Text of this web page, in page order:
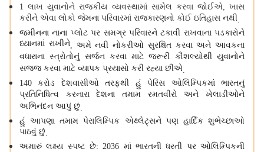
1લાખ યુવાનોને રાજકીય વ્યવસ્થામાં સામેલ કરવા જોઈએ, ખાસ
કરીને એવા લોકો જેમના પરિવારમાં રાજકારણનો કોઈ ઇતિહાસ નથી.
જમીનના નાના પ્લોટ પર સમગ્ર પરિવારને ટકાવી રાખવાના પડકારોને
ધ્યાનમાં રાખીને, અમે નવી નોકરીઓ સુરક્ષિત કરવા અને આવકના
વધારાના સ્ત્રોતોનું સર્જન કરવા માટે જરૂરી કૌશલ્યોથી યુવાનોને
સજ્જ કરવા માટે વ્યાપક પ્રયાસો કરી રહ્યા છીએ.
140કરોડ દેશવાસીઓ તરફથી હું પેરિસ ઓલિમ્પિકમાં ભારતનું
પ્રતિનિધિત્વ કરનારા દેશના તમામ રમતવીરો અને ખેલાડીઓને
અભિનંદન આપું છું.
હું આપણા તમામ પેરાલિમ્પિક એથ્લેટ્સને પણ હાર્દિક શુભેચ્છાઓ
પાઠવું છું.
અમારું લક્ષ્ય સ્પષ્ટ છે: 2036 માં ભારતની ધરતી પર ઓલિમ્પિકની